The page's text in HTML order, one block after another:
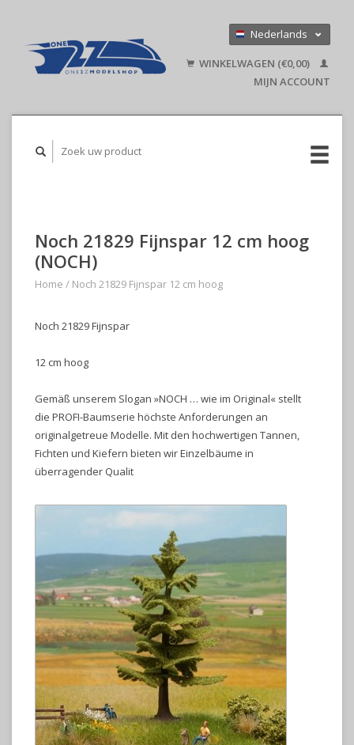
Nederlands
English
WINKELWAGEN (€0,00)
MIJN ACCOUNT
Noch 21829 Fijnspar 12 cm hoog
(NOCH)
Home / Noch 21829 Fijnspar 12 cm hoog
Noch 21829 Fijnspar
12 cm hoog
Gemäß unserem Slogan »NOCH … wie im Original« stellt
die PROFI-Baumserie höchste Anforderungen an
originalgetreue Modelle. Mit den hochwertigen Tannen,
Fichten und Kiefern bieten wir Einzelbäume in
überragender Qualit